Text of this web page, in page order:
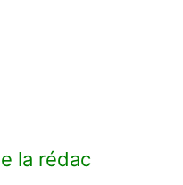
la rédac